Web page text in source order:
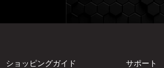
ショッピングガイド サポート